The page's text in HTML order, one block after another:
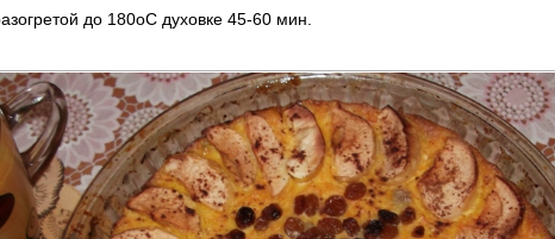
до 180оС духовке 45-60 мин.